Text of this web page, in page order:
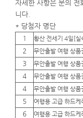
자세한 사항은 문의
니다.
* 당첨자 명단
1 황산 전세기 4일[실
2
무안출발 여행 상품
3
무안출발 여행 상
4
무안출발 여행 상품
4
무안출발 여행 상품
5
여행용 고급 하드케
6
여행용 고급 하드케